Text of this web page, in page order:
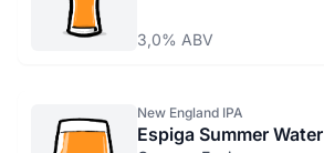
3,0% ABV
New England IPA
Espiga Summer Water